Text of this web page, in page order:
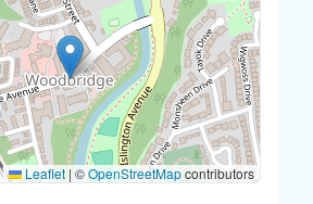
Leaflet | ©OpenStreetMapcontributors